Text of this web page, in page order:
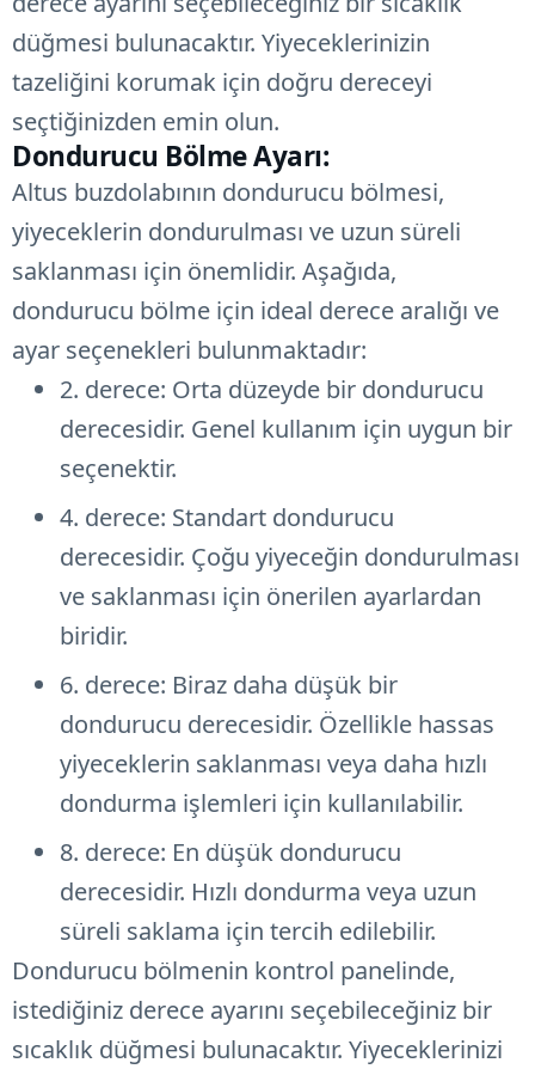
düğmesi bulunacaktır. Yiyeceklerinizin
tazeliğini korumak için doğru dereceyi
seçtiğinizden emin olun.
Dondurucu Bölme Ayarı:
Altus buzdolabının dondurucu bölmesi,
yiyeceklerin dondurulması ve uzun süreli
saklanması için önemlidir. Aşağıda,
dondurucu bölme için ideal derece aralığı ve
ayar seçenekleri bulunmaktadır:
2. derece: Orta düzeyde bir dondurucu
derecesidir. Genel kullanım için uygun bir
seçenektir.
4. derece: Standart dondurucu
derecesidir. Çoğu yiyeceğin dondurulması
ve saklanması için önerilen ayarlardan
biridir.
6. derece: Biraz daha düşük bir
dondurucu derecesidir. Özellikle hassas
yiyeceklerin saklanması veya daha hızlı
dondurma işlemleri için kullanılabilir.
8. derece: En düşük dondurucu
derecesidir. Hızlı dondurma veya uzun
süreli saklama için tercih edilebilir.
Dondurucu bölmenin kontrol panelinde,
istediğiniz derece ayarını seçebileceğiniz bir
sıcaklık düğmesi bulunacaktır. Yiyeceklerinizi